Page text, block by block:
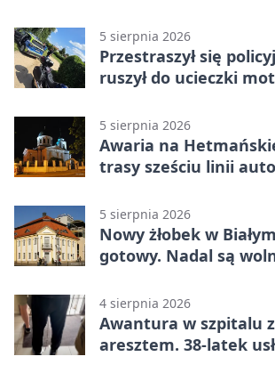
5 sierpnia 2026
Przestraszył się
ruszył do ucieczki
5 sierpnia 2026
Awaria na
trasy sześciu linii
5 sierpnia 2026
Nowy żłobek w
gotowy. Nadal są
4 sierpnia 2026
Awantura w szpitalu
aresztem. 38-latek